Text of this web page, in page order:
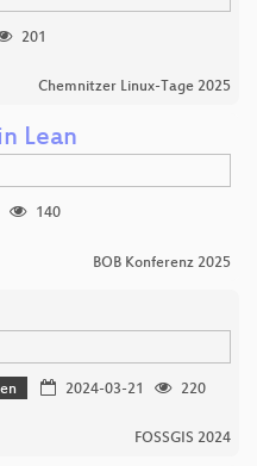
201
Chemnitzer Linux-Tage 2025
Lean
140
BOB Konferenz 2025
2024-03-21
220
FOSSGIS 2024